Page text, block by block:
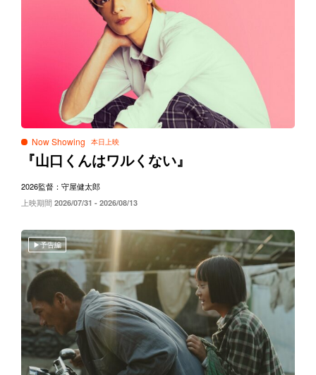
Now Showing
『山口くんはワルくない』
2026監督：守屋健太郎
上映期間 2026/07/31 - 2026/08/13
予告編